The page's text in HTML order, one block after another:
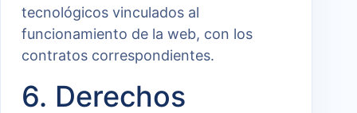
tecnológicos vinculados al
funcionamiento de la web, con los
contratos correspondientes.
6. Derechos